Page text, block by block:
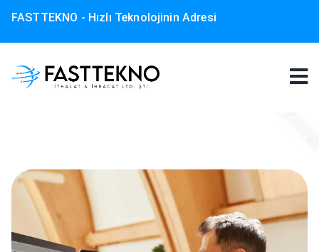
FASTTEKNO - Hızlı Teknolojinin Adresi